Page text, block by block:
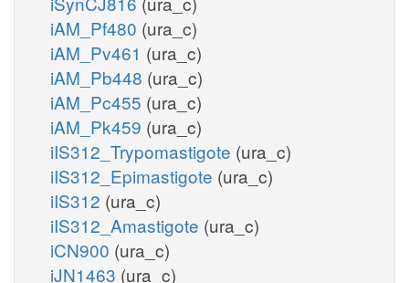
iAM_Pf480 (ura_c)
iAM_Pv461 (ura_c)
iAM_Pb448 (ura_c)
iAM_Pc455 (ura_c)
iAM_Pk459 (ura_c)
iIS312_Trypomastigote (ura_c)
iIS312_Epimastigote (ura_c)
iIS312 (ura_c)
iIS312_Amastigote (ura_c)
iCN900 (ura_c)
iJN1463 (ura_c)